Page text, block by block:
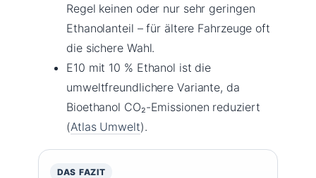
Regel keinen oder nur sehr geringen
Ethanolanteil – für ältere Fahrzeuge oft
die sichere Wahl.
E10 mit 10 % Ethanol ist die
umweltfreundlichere Variante, da
Bioethanol CO₂-Emissionen reduziert
(Atlas Umwelt).
DAS FAZIT